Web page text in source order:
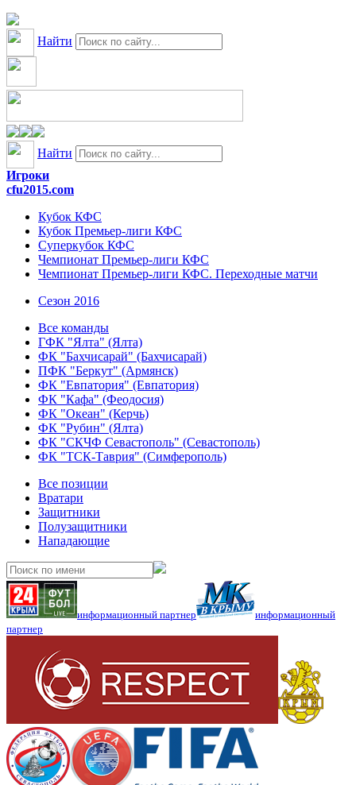
Найти
Найти
Игроки
cfu2015.com
Кубок КФС
Кубок Премьер-лиги КФС
Суперкубок КФС
Чемпионат Премьер-лиги КФС
Чемпионат Премьер-лиги КФС. Переходные матчи
Сезон 2016
Все команды
ГФК "Ялта" (Ялта)
ФК "Бахчисарай" (Бахчисарай)
ПФК "Беркут" (Армянск)
ФК "Евпатория" (Евпатория)
ФК "Кафа" (Феодосия)
ФК "Океан" (Керчь)
ФК "Рубин" (Ялта)
ФК "СКЧФ Севастополь" (Севастополь)
ФК "ТСК-Таврия" (Симферополь)
Все позиции
Вратари
Защитники
Полузащитники
Нападающие
информационный партнер
информационный
партнер